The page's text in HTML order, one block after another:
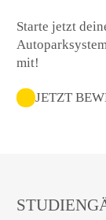
Starte jetzt
mit!
JETZT